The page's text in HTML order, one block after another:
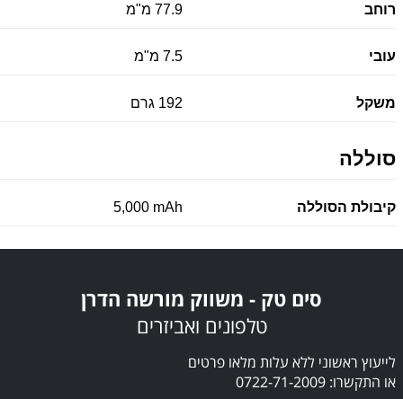
רוחב 77.9 מ"מ
עובי 7.5 מ"מ
משקל 192 גרם
סוללה
קיבולת הסוללה 5,000 mAh
סים טק - משווק מורשה הדרן
טלפונים ואביזרים
לייעוץ ראשוני ללא עלות מלאו פרטים
או התקשרו: 0722-71-2009